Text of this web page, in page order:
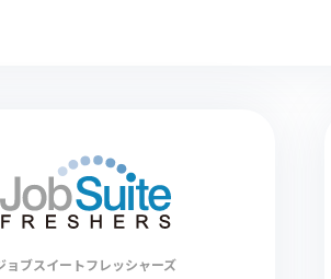
ョブスイートフレッシャーズ